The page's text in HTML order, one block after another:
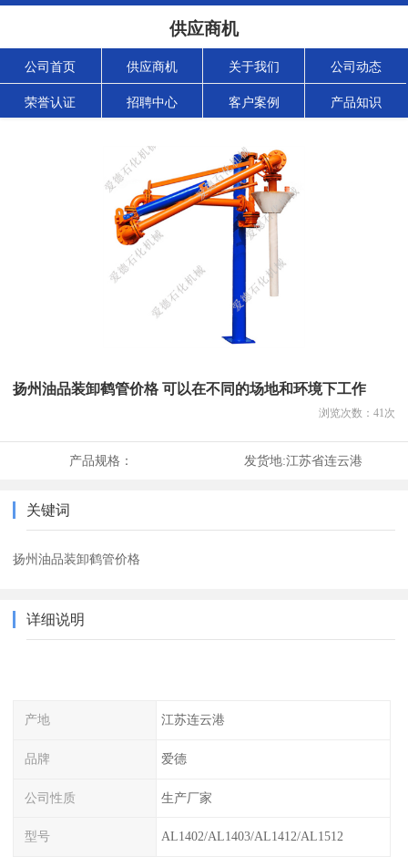
供应商机
公司首页 供应商机 关于我们 公司动态
荣誉认证 招聘中心 客户案例 产品知识
扬州油品装卸鹤管价格 可以在不同的场地和环境下工作
浏览次数： 41次
产品规格： 发货地:江苏省连云港
关键词
扬州油品装卸鹤管价格
详细说明
产地 江苏连云港
品牌 爱德
公司性质 生产厂家
型号 AL1402/AL1403/AL1412/AL1512